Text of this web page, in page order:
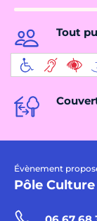
Tout
Évènement
Pôle